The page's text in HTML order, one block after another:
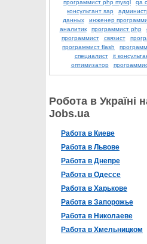
программист php mysql
qa
консультант sap
данных
инженер
аналитик
программист php
программист
связист
программист flash
специалист
it
оптимизатор
Робота в Україні
Jobs.ua
Работа в Киеве
Работа в Львове
Работа в Днепре
Работа в Одессе
Работа в Харькове
Работа в Запорожье
Работа в Николаеве
Работа в Хмельницком